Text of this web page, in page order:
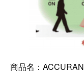
商品名：